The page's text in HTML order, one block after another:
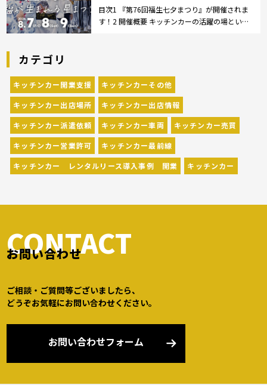
福生七夕まつりが開催されます！
目次1 『第76回福生七夕まつり』が開催されま
す！2 開催概要 キッチンカーの活躍の場といえ
カテゴリ
キッチンカー開業支援
キッチンカーその他
キッチンカー出店場所
キッチンカー出店情報
キッチンカー派遣依頼
キッチンカー車両
キッチンカー売買
キッチンカー営業許可
キッチンカー最前線
キッチンカー レンタルリース導入事例 開業
キッチンカー
CONTACT
お問い合わせ
ご相談・ご質問等ございましたら、
どうぞお気軽にお問い合わせください。
お問い合わせフォーム